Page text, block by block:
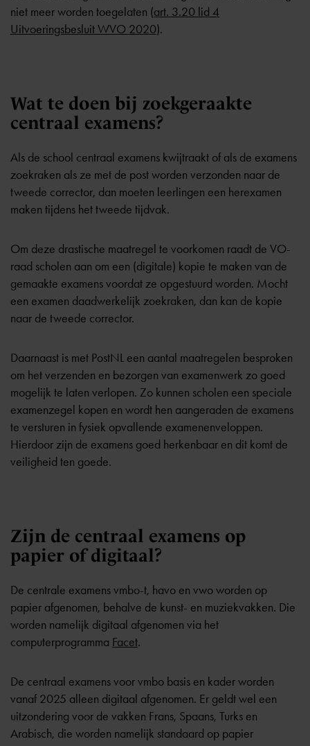
niet meer worden toegelaten (art. 3.20 lid 4
Uitvoeringsbesluit WVO 2020).
Wat te doen bij zoekgeraakte
centraal examens?
Als de school centraal examens kwijtraakt of als de examens
zoekraken als ze met de post worden verzonden naar de
tweede corrector, dan moeten leerlingen een herexamen
maken tijdens het tweede tijdvak.
Om deze drastische maatregel te voorkomen raadt de VO-
raad scholen aan om een (digitale) kopie te maken van de
gemaakte examens voordat ze opgestuurd worden. Mocht
een examen daadwerkelijk zoekraken, dan kan de kopie
naar de tweede corrector.
Daarnaast is met PostNL een aantal maatregelen besproken
om het verzenden en bezorgen van examenwerk zo goed
mogelijk te laten verlopen. Zo kunnen scholen een speciale
examenzegel kopen en wordt hen aangeraden de examens
te versturen in fysiek opvallende examenenveloppen.
Hierdoor zijn de examens goed herkenbaar en dit komt de
veiligheid ten goede.
Zijn de centraal examens op
papier of digitaal?
De centrale examens vmbo-t, havo en vwo worden op
papier afgenomen, behalve de kunst- en muziekvakken. Die
worden namelijk digitaal afgenomen via het
computerprogramma Facet.
De centraal examens voor vmbo basis en kader worden
vanaf 2025 alleen digitaal afgenomen. Er geldt wel een
uitzondering voor de vakken Frans, Spaans, Turks en
Arabisch, die worden namelijk standaard op papier